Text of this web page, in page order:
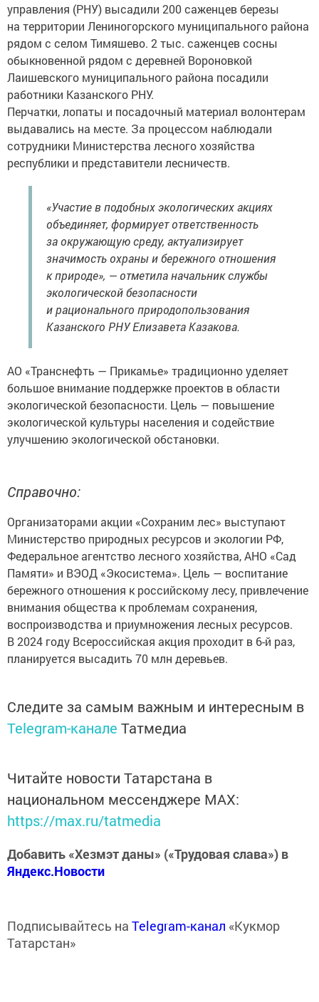
управления (РНУ) высадили 200 саженцев березы
на территории Лениногорского муниципального района
рядом с селом Тимяшево. 2 тыс. саженцев сосны
обыкновенной рядом с деревней Вороновкой
Лаишевского муниципального района посадили
работники Казанского РНУ.
Перчатки, лопаты и посадочный материал волонтерам
выдавались на месте. За процессом наблюдали
сотрудники Министерства лесного хозяйства
республики и представители лесничеств.
«Участие в подобных экологических акциях
объединяет, формирует ответственность
за окружающую среду, актуализирует
значимость охраны и бережного отношения
к природе», — отметила начальник службы
экологической безопасности
и рационального природопользования
Казанского РНУ Елизавета Казакова.
АО «Транснефть — Прикамье» традиционно уделяет
большое внимание поддержке проектов в области
экологической безопасности. Цель — повышение
экологической культуры населения и содействие
улучшению экологической обстановки.
Справочно:
Организаторами акции «Сохраним лес» выступают
Министерство природных ресурсов и экологии РФ,
Федеральное агентство лесного хозяйства, АНО «Сад
Памяти» и ВЭОД «Экосистема». Цель — воспитание
бережного отношения к российскому лесу, привлечение
внимания общества к проблемам сохранения,
воспроизводства и приумножения лесных ресурсов.
В 2024 году Всероссийская акция проходит в 6-й раз,
планируется высадить 70 млн деревьев.
Следите за самым важным и интересным в
Telegram-канале Татмедиа
Читайте новости Татарстана в
национальном мессенджере MАХ:
https://max.ru/tatmedia
Добавить «Хезмэт даны» («Трудовая слава») в
Яндекс.Новости
Подписывайтесь на Telegram-канал «Кукмор
Татарстан»